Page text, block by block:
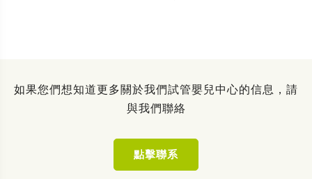
如果您們想知道更多關於我們試管嬰兒中心的信息，請
與我們聯絡
點擊聯系